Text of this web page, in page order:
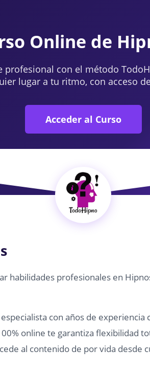
Online de
profesional con el método
lugar a tu ritmo, con acceso
Acceder al Curso
habilidades profesionales en
con años de
online te garantiza flexibilidad
al contenido de por vida desde